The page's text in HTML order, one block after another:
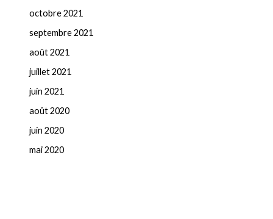
octobre 2021
septembre 2021
août 2021
juillet 2021
juin 2021
août 2020
juin 2020
mai 2020